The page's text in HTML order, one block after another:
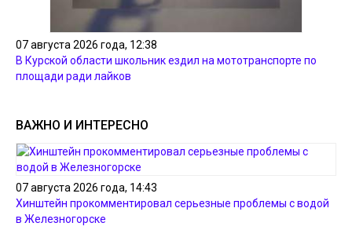
07 августа 2026 года, 12:38
В Курской области школьник ездил на мототранспорте по
площади ради лайков
ВАЖНО И ИНТЕРЕСНО
07 августа 2026 года, 14:43
Хинштейн прокомментировал серьезные проблемы с водой
в Железногорске